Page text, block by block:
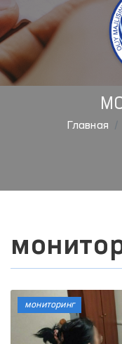
Главная
мониторинг